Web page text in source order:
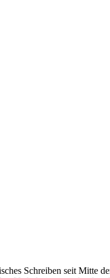
Schreiben seit Mitte